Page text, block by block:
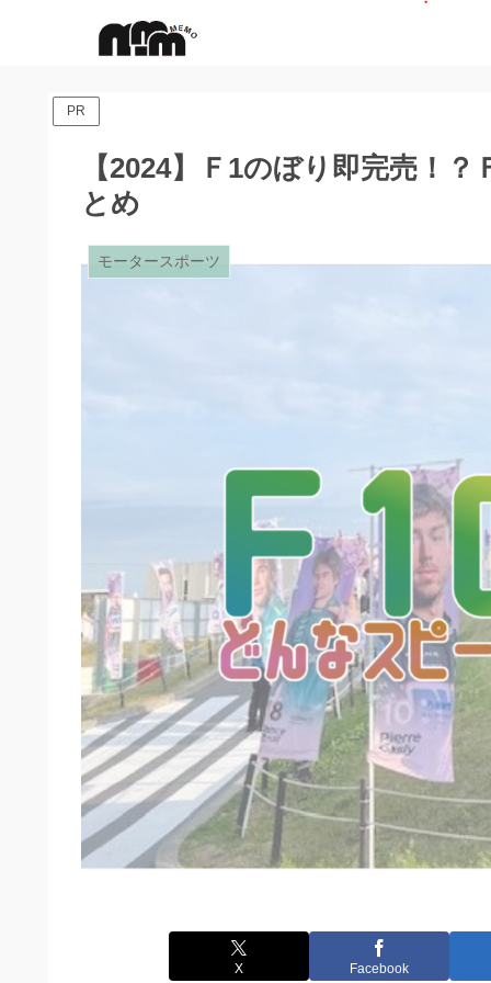
PR
【2024】Ｆ1のぼり即完売！
とめ
モータースポーツ
X Facebook